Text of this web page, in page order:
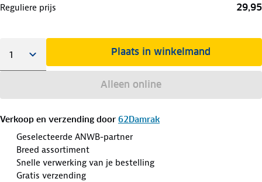
Reguliere prijs 29,95
Plaats in winkelmand
Alleen online
Verkoop en verzending door 62Damrak
Geselecteerde ANWB-partner
Breed assortiment
Snelle verwerking van je bestelling
Gratis verzending